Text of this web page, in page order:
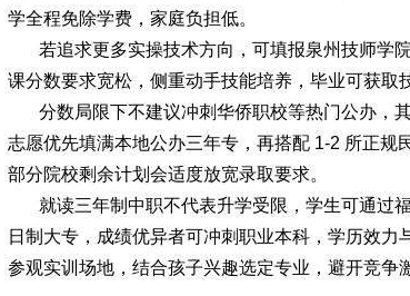
学全程免除学费，家庭负担低。
若追求更多实操技术方向，可填报泉州技师学
课分数要求宽松，侧重动手技能培养，毕业可获取
分数局限下不建议冲刺华侨职校等热门公办，
志愿优先填满本地公办三年专，再搭配 1-2 所正规
部分院校剩余计划会适度放宽录取要求。
就读三年制中职不代表升学受限，学生可通过
日制大专，成绩优异者可冲刺职业本科，学历效
参观实训场地，结合孩子兴趣选定专业，避开竞争